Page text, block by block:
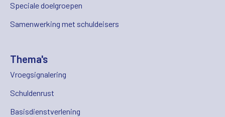
Speciale doelgroepen
Samenwerking met schuldeisers
Thema's
Vroegsignalering
Schuldenrust
Basisdienstverlening